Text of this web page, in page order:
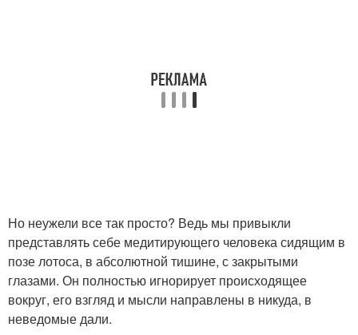
Но неужели все так просто? Ведь мы привыкли
представлять себе медитирующего человека сидящим в
позе лотоса, в абсолютной тишине, с закрытыми
глазами. Он полностью игнорирует происходящее
вокруг, его взгляд и мысли направлены в никуда, в
неведомые дали.